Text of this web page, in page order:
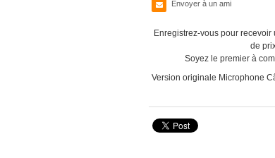
Envoyer à un ami
Enregistrez-vous pour
de
Soyez le premier à
Version originale Microphone